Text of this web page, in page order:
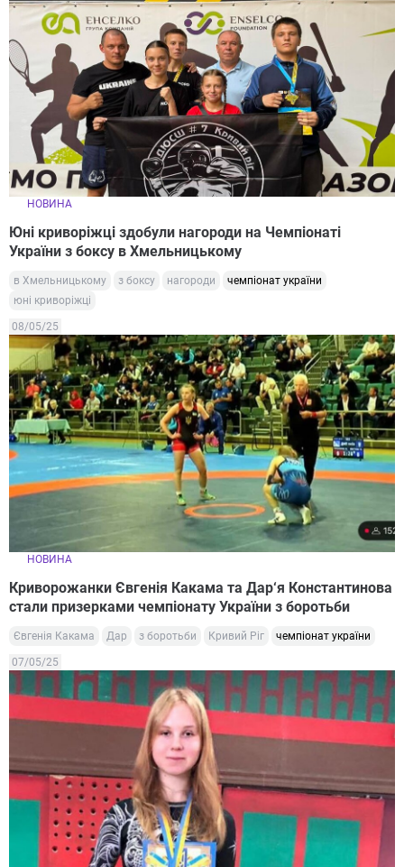
НОВИНА
Юні криворіжці здобули нагороди на Чемпіонаті
України з боксу в Хмельницькому
в Хмельницькому з боксу нагороди
чемпіонат україни
юні криворіжці
08/05/25
НОВИНА
Криворожанки Євгенія Какама та Дар‘я Константинова
стали призерками чемпіонату України з боротьби
Євгенія Какама Дар з боротьби Кривий Ріг чемпіонат україни
07/05/25